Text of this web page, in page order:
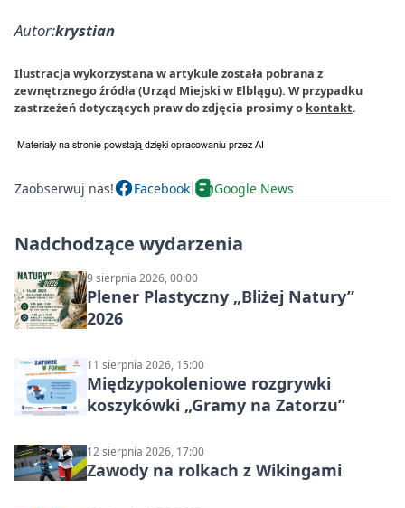
Autor:krystian
Ilustracja wykorzystana w artykule została pobrana z
zewnętrznego źródła (Urząd Miejski w Elblągu). W przypadku
zastrzeżeń dotyczących praw do zdjęcia prosimy o kontakt.
Zaobserwuj nas! Facebook Google News
Nadchodzące wydarzenia
9 sierpnia 2026, 00:00
Plener Plastyczny „Bliżej Natury”
2026
11 sierpnia 2026, 15:00
Międzypokoleniowe rozgrywki
koszykówki „Gramy na Zatorzu”
12 sierpnia 2026, 17:00
Zawody na rolkach z Wikingami